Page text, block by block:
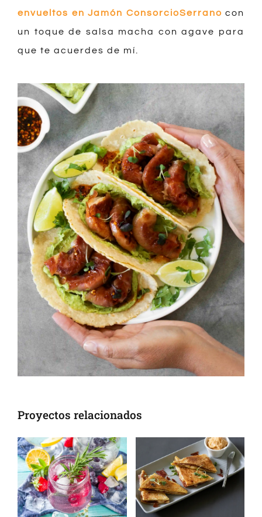
envueltos en Jamón ConsorcioSerrano con
un toque de salsa macha con agave para
que te acuerdes de mí.
Proyectos relacionados